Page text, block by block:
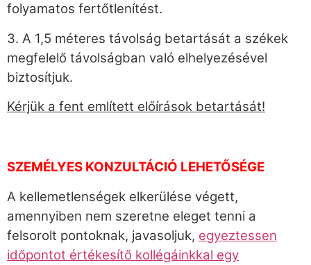
folyamatos fertőtlenítést.
3. A 1,5 méteres távolság betartását a székek
megfelelő távolságban való elhelyezésével
biztosítjuk.
Kérjük a fent említett előírások betartását!
SZEMÉLYES KONZULTÁCIÓ LEHETŐSÉGE
A kellemetlenségek elkerülése végett,
amennyiben nem szeretne eleget tenni a
felsorolt pontoknak, javasoljuk, egyeztessen
időpontot értékesítő kollégáinkkal egy